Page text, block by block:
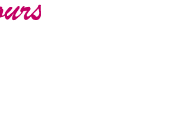
minute